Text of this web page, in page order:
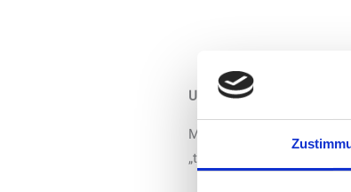
Unsere Kooperationen
Mit dem BTG und dem
„tankstelle“ über